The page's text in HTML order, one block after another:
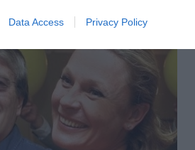
Data Access Privacy Policy